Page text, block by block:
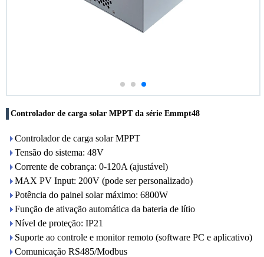
Controlador de carga solar MPPT da série Emmpt48
Controlador de carga solar MPPT
Tensão do sistema: 48V
Corrente de cobrança: 0-120A (ajustável)
MAX PV Input: 200V (pode ser personalizado)
Potência do painel solar máximo: 6800W
Função de ativação automática da bateria de lítio
Nível de proteção: IP21
Suporte ao controle e monitor remoto (software PC e aplicativo)
Comunicação RS485/Modbus